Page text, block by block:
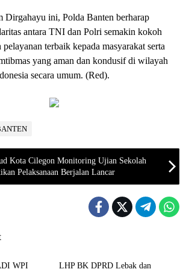
Dirgahayu ini, Polda Banten berharap
antara TNI dan Polri semakin kokoh
terbaik kepada masyarakat serta
yang aman dan kondusif di wilayah
secara umum. (Red).
Kota Cilegon Monitoring Ujian Sekolah
Pelaksanaan Berjalan Lancar
WPI
LHP BK DPRD Lebak dan